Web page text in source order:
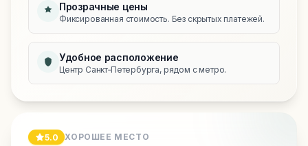
Прозрачные цены
Фиксированная стоимость. Без скрытых платежей.
Удобное расположение
Центр Санкт‑Петербурга, рядом с метро.
5.0 ХОРОШЕЕ МЕСТО